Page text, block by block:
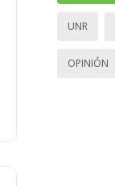
UNR
OPINIÓN